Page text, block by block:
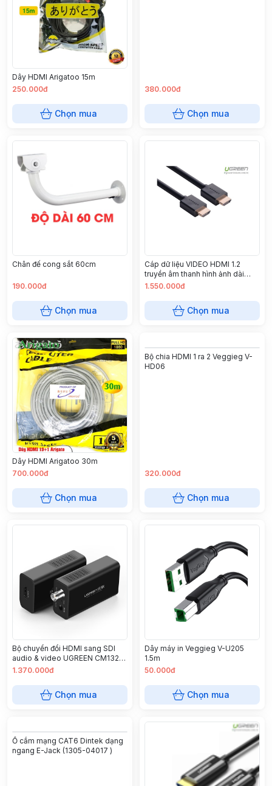
Dây HDMI Arigatoo 15m
250.000đ
Chọn mua
380.000đ
Chọn mua
Chân đế cong sắt 60cm
190.000đ
Chọn mua
Cáp dữ liệu VIDEO HDMI 1.2
truyền âm thanh hình ảnh dài
30M có chipset Ugreen ( 10114)
1.550.000đ
Chọn mua
Dây HDMI Arigatoo 30m
700.000đ
Chọn mua
Bộ chia HDMI 1 ra 2 Veggieg V-
HD06
320.000đ
Chọn mua
Bộ chuyển đổi HDMI sang SDI
audio & video UGREEN CM132
40966
1.370.000đ
Chọn mua
Dây máy in Veggieg V-U205
1.5m
50.000đ
Chọn mua
Ổ cắm mạng CAT6 Dintek dạng
ngang E-Jack (1305-04017 )